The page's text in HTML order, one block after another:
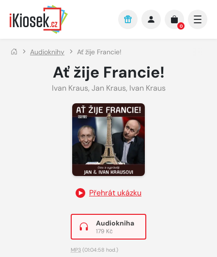
Přejít na hlavní obsah
0
Audioknihy Ať žije Francie!
Ať žije Francie!
Ivan Kraus, Jan Kraus, Ivan Kraus
Přehrát ukázku
Audiokniha
179 Kč
MP3 (01:04:58 hod.)